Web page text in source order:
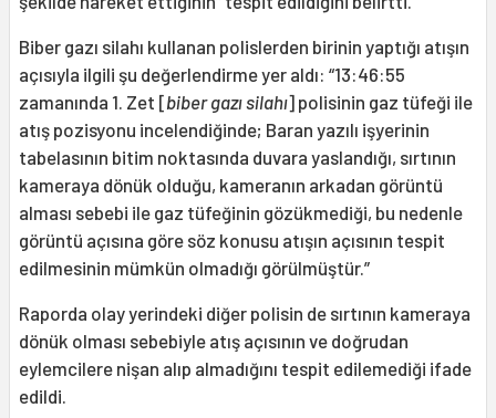
Biber gazı silahı kullanan polislerden birinin yaptığı atışın
açısıyla ilgili şu değerlendirme yer aldı: “13:46:55
zamanında 1. Zet [biber gazı silahı] polisinin gaz tüfeği ile
atış pozisyonu incelendiğinde; Baran yazılı işyerinin
tabelasının bitim noktasında duvara yaslandığı, sırtının
kameraya dönük olduğu, kameranın arkadan görüntü
alması sebebi ile gaz tüfeğinin gözükmediği, bu nedenle
görüntü açısına göre söz konusu atışın açısının tespit
edilmesinin mümkün olmadığı görülmüştür.”
Raporda olay yerindeki diğer polisin de sırtının kameraya
dönük olması sebebiyle atış açısının ve doğrudan
eylemcilere nişan alıp almadığını tespit edilemediği ifade
edildi.